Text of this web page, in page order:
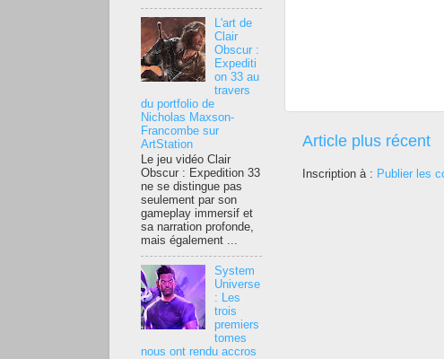
Article plus récent
Inscription à : Publier les
L'art de
Clair
Obscur :
Expediti
on 33 au
travers
du portfolio de
Nicholas Maxson-
Francombe sur
ArtStation
Le jeu vidéo Clair
Obscur : Expedition 33
ne se distingue pas
seulement par son
gameplay immersif et
sa narration profonde,
mais également ...
System
Universe
: Les
trois
premiers
tomes
nous ont rendu accros